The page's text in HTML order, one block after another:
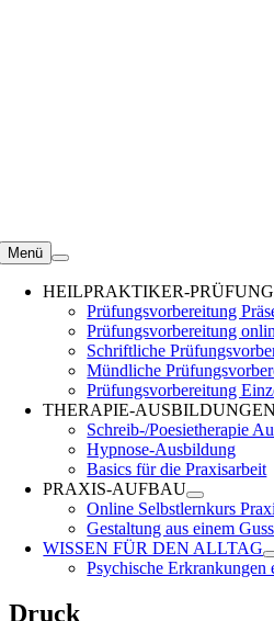
Menü
HEILPRAKTIKER-PRÜFUNG
Prüfungsvorbereitung
Prüfungsvorbereitung
Schriftliche
Mündliche
Prüfungsvorbereitung
THERAPIE-
Schreib-/Poesietherapie
Hypnose-Ausbildung
Basics für die Praxisarbeit
PRAXIS-AUFBAU
Online Selbstlernkurs
Gestaltung aus einem
WISSEN FÜR DEN ALLTAG
Psychische Erkrankungen
Druck